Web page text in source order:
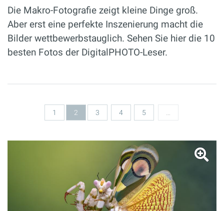
Die Makro-Fotografie zeigt kleine Dinge groß.
Aber erst eine perfekte Inszenierung macht die
Bilder wettbewerbstauglich. Sehen Sie hier die 10
besten Fotos der DigitalPHOTO-Leser.
1 2 3 4 5